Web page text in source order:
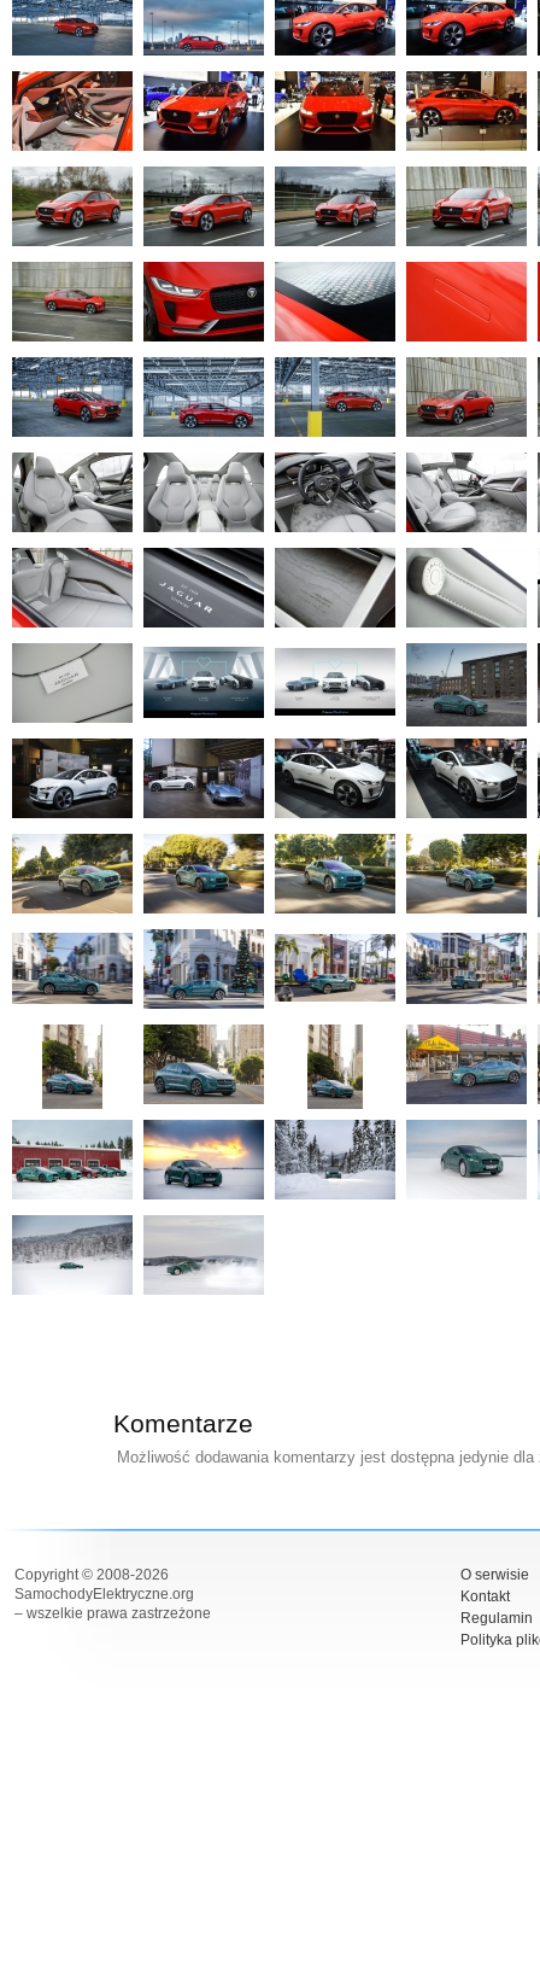
Komentarze
Możliwość dodawania komentarzy jest dostępna jedynie
Copyright © 2008-2026
SamochodyElektryczne.org
– wszelkie prawa zastrzeżone
O serwisie
Kontakt
Regulamin
Polityka